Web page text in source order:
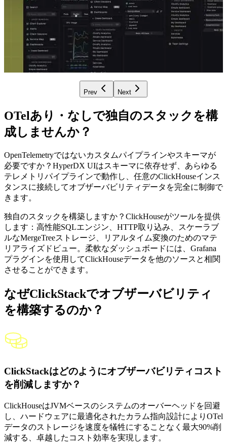
Prev Next
OTelあり・なしで独自のスタックを構
成しませんか？
OpenTelemetryではないカスタムパイプラインやスキーマが
必要ですか？HyperDX UIはスキーマに依存せず、あらゆる
テレメトリパイプラインで動作し、任意のClickHouseインス
タンスに接続してオブザーバビリティデータを完全に制御で
きます。
独自のスタックを構築しますか？ClickHouseがツールを提供
します：高性能SQLエンジン、HTTP取り込み、スケーラブ
ルなMergeTreeストレージ、リアルタイム変換のためのマテ
リアライズドビュー。柔軟なダッシュボードには、Grafana
プラグインを使用してClickHouseデータを他のソースと相関
させることができます。
なぜClickStackでオブザーバビリティ
を構築するのか？
ClickStackはどのようにオブザーバビリティコスト
を削減しますか？
ClickHouseはJVMベースのシステムのオーバーヘッドを回避
し、ハードウェアに最適化されたカラム指向設計によりOTel
データのストレージを速度を犠牲にすることなく最大90%削
減する、卓越したコスト効率を実現します。